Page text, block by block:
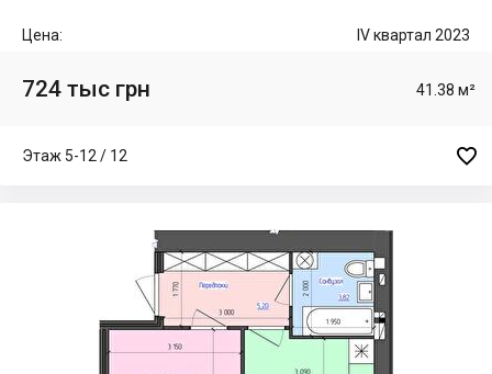
Цена: IV квартал 2023
724 тыс грн 41.38 м²
Этаж 5-12 / 12 